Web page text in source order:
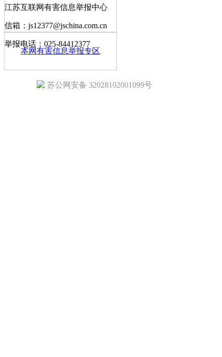
江苏互联网有害信息举报中心
信箱：js12377@jschina.com.cn
举报电话：025-84412377
本网有害信息举报专区
苏公网安备 32028102001099号